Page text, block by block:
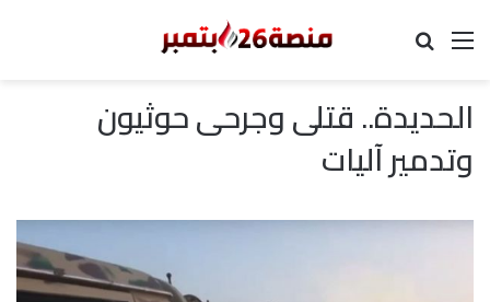
القائمة
الحديدة.. قتلى وجرحى حوثيون
وتدمير آليات